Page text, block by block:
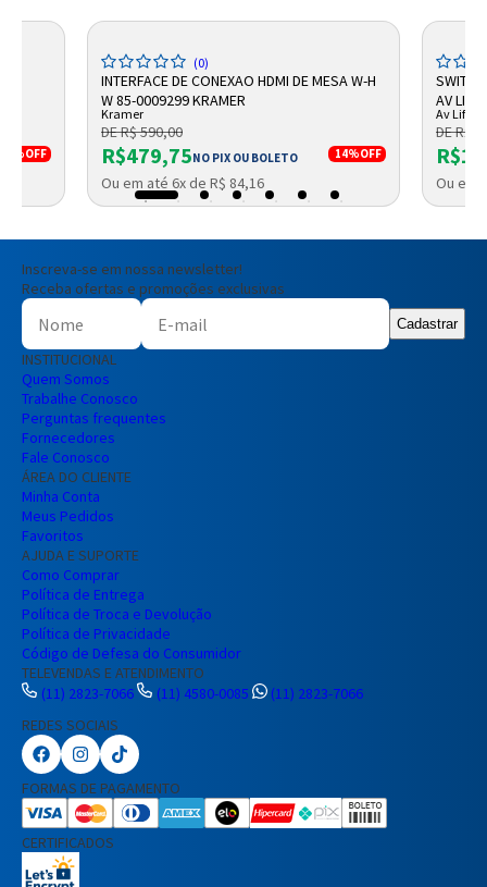
3%OFF
(0)
INTERFACE DE CONEXAO HDMI DE MESA W-H
W 85-0009299 KRAMER
Kramer
DE R$ 590,00
R$479,75NO PIX OU BOLETO 14%OFF
Ou em até 6x de R$ 84,16
AV LIFE
Av Life
DE R$
Ou em
Inscreva-se em nossa newsletter!
Receba ofertas e promoções exclusivas
Cadastrar
INSTITUCIONAL
Quem Somos
Trabalhe Conosco
Perguntas frequentes
Fornecedores
Fale Conosco
ÁREA DO CLIENTE
Minha Conta
Meus Pedidos
Favoritos
AJUDA E SUPORTE
Como Comprar
Política de Entrega
Política de Troca e Devolução
Política de Privacidade
Código de Defesa do Consumidor
TELEVENDAS E ATENDIMENTO
(11) 2823-7066
(11) 4580-0085
(11) 2823-7066
REDES SOCIAIS
FORMAS DE PAGAMENTO
CERTIFICADOS
Nome Completo